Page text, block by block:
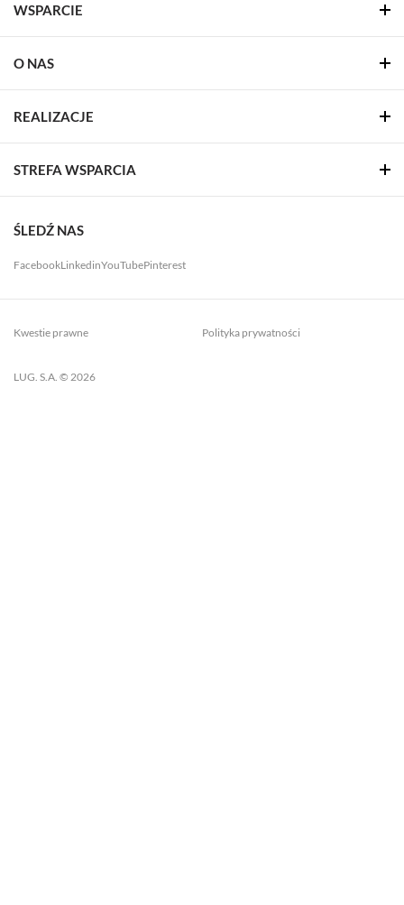
WSPARCIE
O NAS
REALIZACJE
STREFA WSPARCIA
ŚLEDŹ NAS
FacebookLinkedinYouTubePinterest
LUG. S.A. © 2026
Kwestie prawne Polityka prywatności